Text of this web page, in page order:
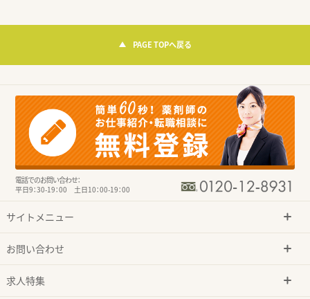
PAGE TOPへ戻る
電話でのお問い合わせ：
平日9：30-19：00 土日10：00-19：00
サイトメニュー
お問い合わせ
求人特集